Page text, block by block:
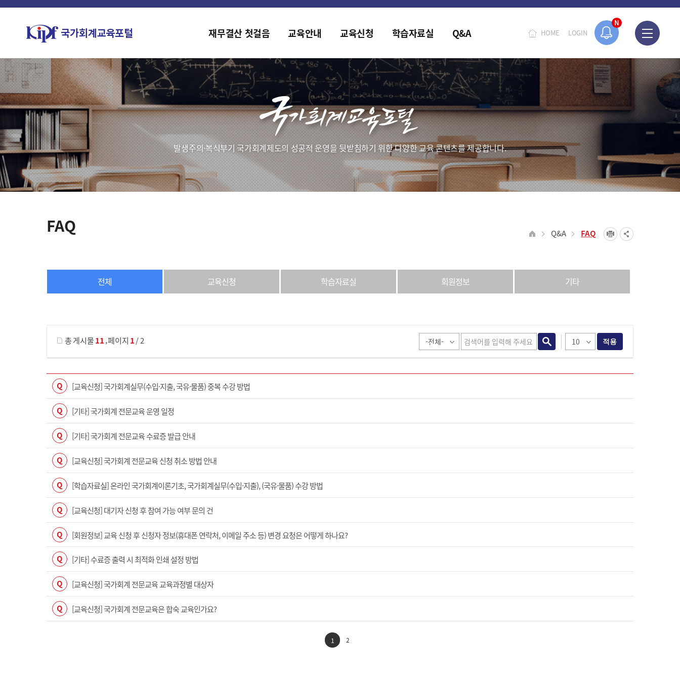
N
홈페이지가 새롭게 개편되었습니다.
HOME LOGIN
재무결산 첫걸음 교육안내 교육신청 학습자료실 Q&A
발생주의·복식부기 국가회계제도의 성공적 운영을 뒷받침하기 위한 다양한 교육 콘텐츠를 제공합니다.
FAQ Q&A FAQ
전체 교육신청 학습자료실 회원정보 기타
총 게시물11,페이지 1/ 2 적용
Q [교육신청] 국가회계실무(수입·지출, 국유·물품) 중복 수강 방법
Q [기타] 국가회계 전문교육 운영 일정
Q [기타] 국가회계 전문교육 수료증 발급 안내
Q [교육신청] 국가회계 전문교육 신청 취소 방법 안내
Q [학습자료실] 온라인 국가회계이론기초, 국가회계실무(수입·지출), (국유·물품) 수강 방법
Q [교육신청] 대기자 신청 후 참여 가능 여부 문의 건
Q [회원정보] 교육 신청 후 신청자 정보(휴대폰 연락처, 이메일 주소 등) 변경 요청은 어떻게 하나요?
Q [기타] 수료증 출력 시 최적화 인쇄 설정 방법
Q [교육신청] 국가회계 전문교육 교육과정별 대상자
Q [교육신청] 국가회계 전문교육은 합숙 교육인가요?
1 2